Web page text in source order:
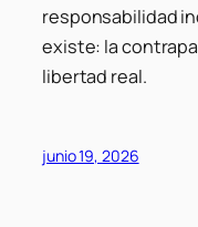
responsabilidad
existe: la
libertad real.
junio 19, 2026